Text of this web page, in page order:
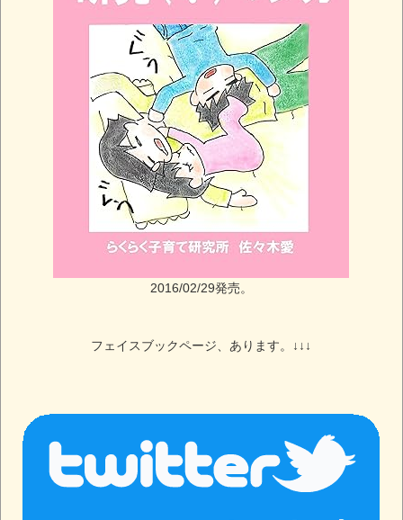
2016/02/29発売。
フェイスブックページ、あります。↓↓↓